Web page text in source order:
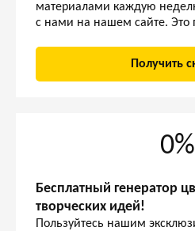
материалами каждую
с нами на нашем сайте. Это
Получить
0%
Бесплатный генератор
творческих идей!
Пользуйтесь нашим